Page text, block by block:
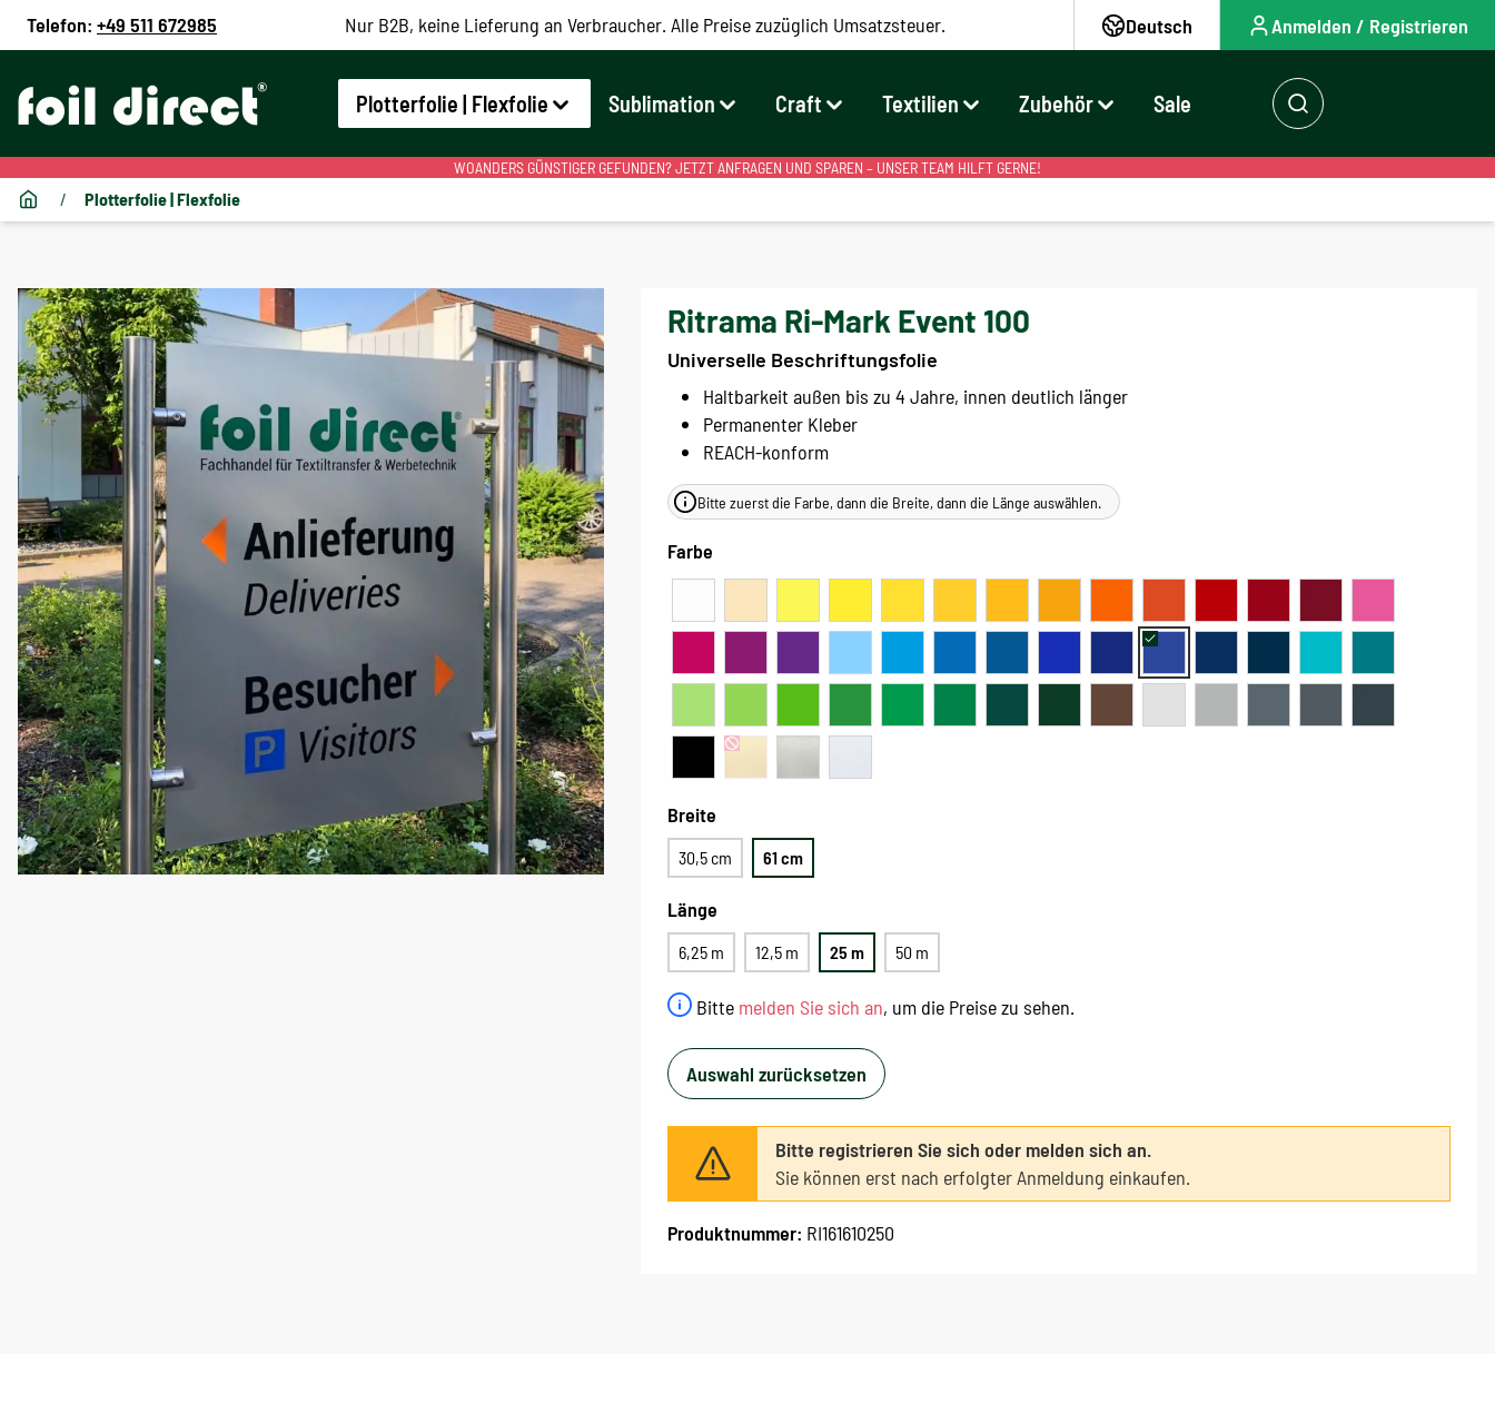
Telefon: +49 511 672985 Nur B2B, keine Lieferung an Verbraucher. Alle Preise zuzüglich Umsatzsteuer. Deutsch Anmelden / Registrieren
Plotterfolie | Flexfolie Sublimation Craft Textilien Zubehör Sale
WOANDERS GÜNSTIGER GEFUNDEN? JETZT ANFRAGEN UND SPAREN – UNSER TEAM HILFT GERNE!
/ Plotterfolie | Flexfolie
Ritrama Ri-Mark Event 100
Universelle Beschriftungsfolie
Haltbarkeit außen bis zu 4 Jahre, innen deutlich länger
Permanenter Kleber
REACH-konform
Bitte melden Sie sich an, um die Preise zu sehen.
Bitte zuerst die Farbe, dann die Breite, dann die Länge auswählen.
Farbe
Breite
30,5 cm 61 cm
Länge
6,25 m 12,5 m 25 m 50 m
Auswahl zurücksetzen
Bitte registrieren Sie sich oder melden sich an.
Sie können erst nach erfolgter Anmeldung einkaufen.
Produktnummer: RI161610250